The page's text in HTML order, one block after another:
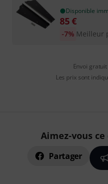
Disponible
85€
Meilleur
-7%
Envoi
Les prix sont
Aimez-vous ce
Partager